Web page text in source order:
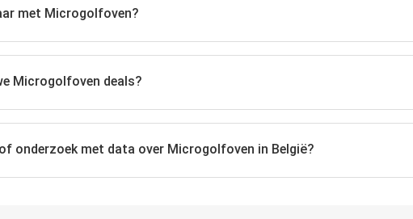
met Microgolfoven?
Microgolfoven deals?
onderzoek met data over Microgolfoven in België?